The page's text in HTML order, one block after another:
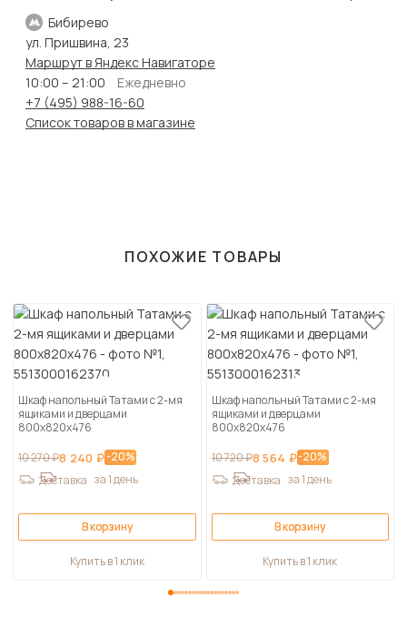
Бибирево
ул. Пришвина, 23
Маршрут в Яндекс Навигаторе
10:00 – 21:00
Ежедневно
+7 (495) 988-16-60
Список товаров в магазине
ПОХОЖИЕ ТОВАРЫ
Шкаф напольный Татами с 2-мя
ящиками и дверцами
800х820х476
10 270 ₽8 240 ₽-20%
Доставка за 1 день
В корзину
Купить в 1 клик
Шкаф напольный Татами с 2-мя
ящиками и дверцами
800х820х476
10 720 ₽8 564 ₽-20%
Доставка за 1 день
В корзину
Купить в 1 клик